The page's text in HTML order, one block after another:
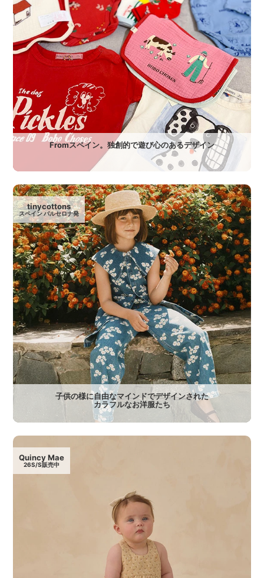
Fromスペイン。独創的で遊び心のあるデザイン
tinycottons
スペイン バルセロナ発
子供の様に自由なマインドでデザインされた
カラフルなお洋服たち
Quincy Mae
26S/S販売中